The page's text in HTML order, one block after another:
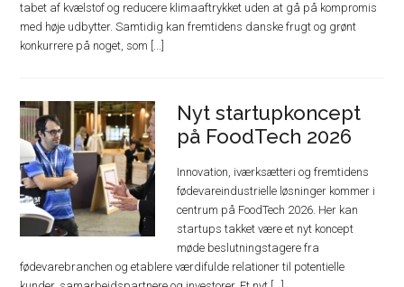
tabet af kvælstof og reducere klimaaftrykket uden at gå på kompromis
med høje udbytter. Samtidig kan fremtidens danske frugt og grønt
konkurrere på noget, som [...]
Nyt startupkoncept
på FoodTech 2026
Innovation, iværksætteri og fremtidens
fødevareindustrielle løsninger kommer i
centrum på FoodTech 2026. Her kan
startups takket være et nyt koncept
møde beslutningstagere fra
fødevarebranchen og etablere værdifulde relationer til potentielle